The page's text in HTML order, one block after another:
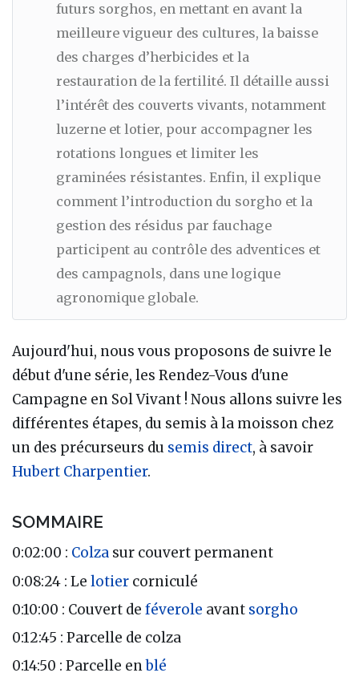
futurs sorghos, en mettant en avant la
meilleure vigueur des cultures, la baisse
des charges d’herbicides et la
restauration de la fertilité. Il détaille aussi
l’intérêt des couverts vivants, notamment
luzerne et lotier, pour accompagner les
rotations longues et limiter les
graminées résistantes. Enfin, il explique
comment l’introduction du sorgho et la
gestion des résidus par fauchage
participent au contrôle des adventices et
des campagnols, dans une logique
agronomique globale.
Aujourd'hui, nous vous proposons de suivre le
début d'une série, les Rendez-Vous d'une
Campagne en Sol Vivant ! Nous allons suivre les
différentes étapes, du semis à la moisson chez
un des précurseurs du semis direct, à savoir
Hubert Charpentier.
SOMMAIRE
0:02:00 : Colza sur couvert permanent
0:08:24 : Le lotier corniculé
0:10:00 : Couvert de féverole avant sorgho
0:12:45 : Parcelle de colza
0:14:50 : Parcelle enblé